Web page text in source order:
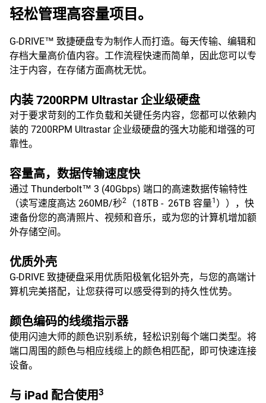
轻松管理高容量项目。
G-DRIVE™ 致捷硬盘专为制作人而打造。每天传输、编辑和
存档大量高价值内容。工作流程快速而简单，因此您可以专
注于内容，在存储方面高枕无忧。
内装 7200RPM Ultrastar 企业级硬盘
对于要求苛刻的工作负载和关键任务内容，您都可以依赖内
装的 7200RPM Ultrastar 企业级硬盘的强大功能和增强的可
靠性。
容量高，数据传输速度快
通过 Thunderbolt™ 3 (40Gbps) 端口的高速数据传输特性
（读写速度高达 260MB/秒2 （18TB - 26TB 容量1 ）），快
速备份您的高清照片、视频和音乐，或为您的计算机增加额
外存储空间。
优质外壳
G-DRIVE 致捷硬盘采用优质阳极氧化铝外壳，与您的高端计
算机完美搭配，让您获得可以感受得到的持久性优势。
颜色编码的线缆指示器
使用闪迪大师的颜色识别系统，轻松识别每个端口类型。将
端口周围的颜色与相应线缆上的颜色相匹配，即可快速连接
设备。
与 iPad 配合使用3